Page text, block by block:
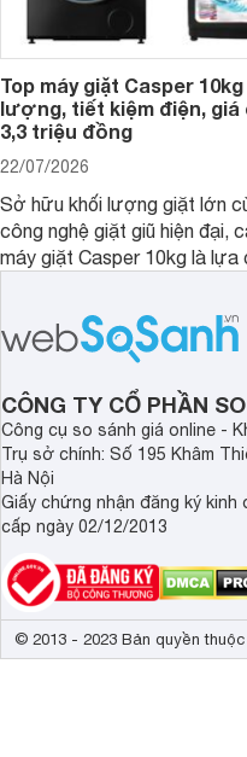
Top máy giặt Casper
lượng, tiết kiệm điện,
3,3 triệu đồng
22/07/2026
Sở hữu khối lượng giặt lớn
công nghệ giặt giũ hiện đại,
máy giặt Casper 10kg là lựa
CÔNG TY CỔ PHẦN
Công cụ so sánh giá online -
Trụ sở chính: Số 195 Khâm
Hà Nội
Giấy chứng nhận đăng ký kinh
cấp ngày 02/12/2013
© 2013 - 2023 Bản quyền